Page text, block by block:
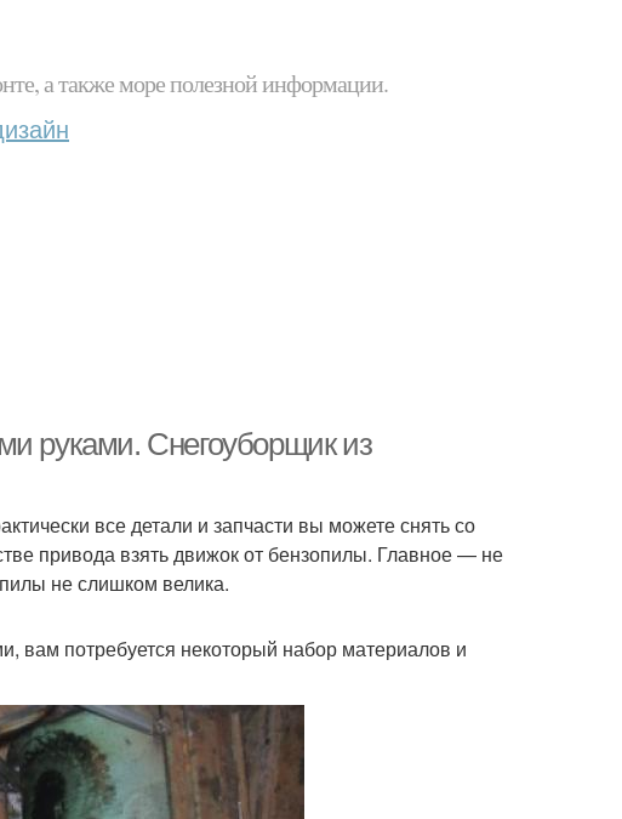
а также море полезной информации.
руками. Снегоуборщик из
все детали и запчасти вы можете снять со
привода взять движок от бензопилы. Главное — не
не слишком велика.
вам потребуется некоторый набор материалов и